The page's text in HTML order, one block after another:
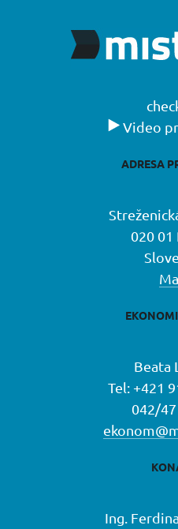
Video
ADRESA
020 01
Beata
Tel: +421
042/
Ing.